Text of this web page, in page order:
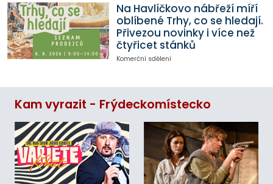
Na Havlíčkovo nábřeží míří
oblíbené Trhy, co se hledají.
Přivezou novinky i více než
čtyřicet stánků
Komerční sdělení
Kam vyrazit - Frýdeckomístecko